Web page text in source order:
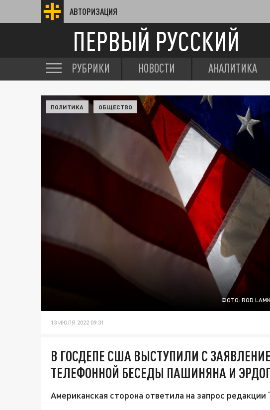
АВТОРИЗАЦИЯ
ПЕРВЫЙ РУССКИЙ
РУБРИКИ НОВОСТИ АНАЛИТИКА
ФОТО: ROD
ПОЛИТИКА ОБЩЕСТВО
13 ИЮЛЯ 2022 09:31
В ГОСДЕПЕ США ВЫСТУПИЛИ С
ТЕЛЕФОННОЙ БЕСЕДЫ ПАШИНЯНА И
Американская сторона ответила на запрос редакции